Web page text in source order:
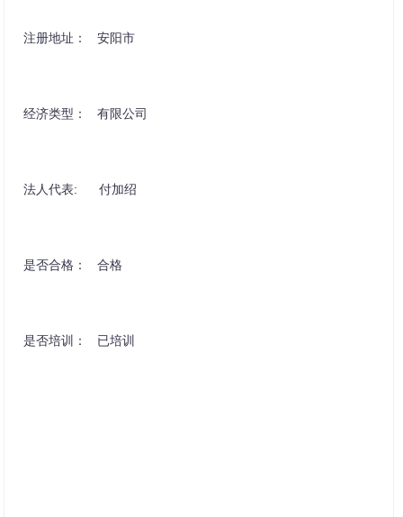
注册地址： 安阳市
经济类型： 有限公司
法人代表: 付加绍
是否合格： 合格
是否培训： 已培训